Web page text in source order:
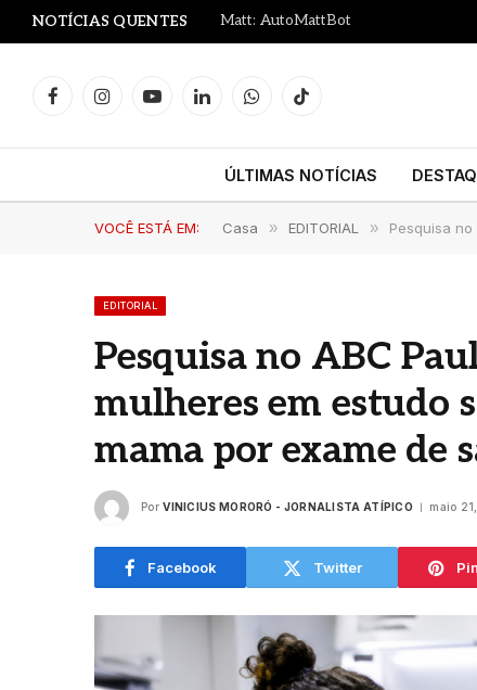
NOTÍCIAS QUENTES Matt: AutoMattBot
FacebookInstagramYouTubeLinkedInWhatsAppTikTok
ÚLTIMAS NOTÍCIAS
VOCÊ ESTÁ EM: Casa » EDITORIAL » Pesquisa
EDITORIAL
Pesquisa no ABC
mulheres em estudo
mama por exame de
Por VINICIUS MORORÓ - JORNALISTA ATÍPICO maio
Facebook Twitter